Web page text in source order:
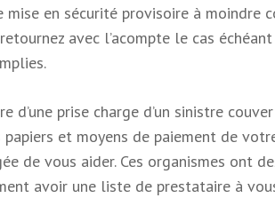
en sécurité provisoire à moindre
avec l’acompte le cas
prise charge d’un sinistre
et moyens de paiement de
de vous aider. Ces organismes ont
avoir une liste de prestataire à